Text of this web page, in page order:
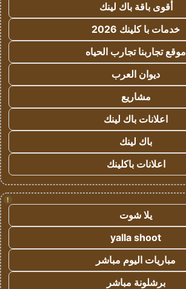
أقوى باقة باك لينك
خدمات با كلينك 2026
موقع تجاربنا تجارب الحياه
ديوان العرب
مشاريع
اعلانات باك لينك
باك لينك
اعلانات باكلينك
!
يلا شوت
yalla shoot
مباريات اليوم مباشر
برشلونة مباشر